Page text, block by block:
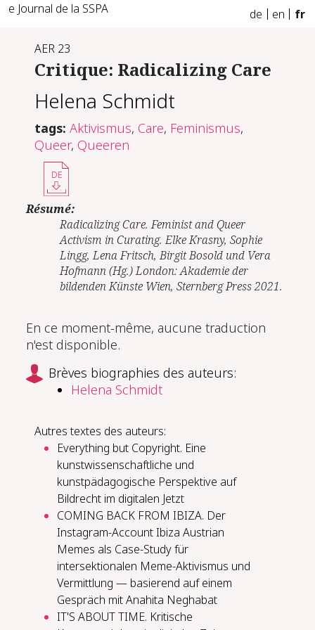
e Journal de la SSPA de en fr
AER 23
Critique: Radicalizing Care
Helena Schmidt
tags:Aktivismus, Care, Feminismus,
Queer, Queeren
DE
Résumé:
Radicalizing Care. Feminist and Queer
Activism in Curating. Elke Krasny, Sophie
Lingg, Lena Fritsch, Birgit Bosold und Vera
Hofmann (Hg.) London: Akademie der
bildenden Künste Wien, Sternberg Press 2021.
En ce moment-même, aucune traduction
n'est disponible.
Brèves biographies des auteurs:
Helena Schmidt
Autres textes des auteurs:
Everything but Copyright. Eine
kunstwissenschaftliche und
kunstpädagogische Perspektive auf
Bildrecht im digitalen Jetzt
COMING BACK FROM IBIZA. Der
Instagram-Account Ibiza Austrian
Memes als Case-Study für
intersektionalen Meme-Aktivismus und
Vermittlung — basierend auf einem
Gespräch mit Anahita Neghabat
IT'S ABOUT TIME. Kritische